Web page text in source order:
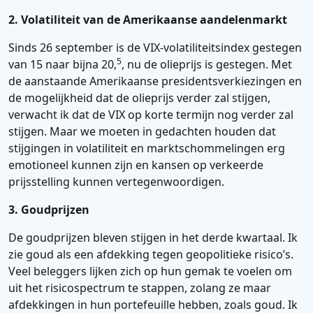
2. Volatiliteit van de Amerikaanse aandelenmarkt
Sinds 26 september is de VIX-volatiliteitsindex gestegen
van 15 naar bijna 20,5, nu de olieprijs is gestegen. Met
de aanstaande Amerikaanse presidentsverkiezingen en
de mogelijkheid dat de olieprijs verder zal stijgen,
verwacht ik dat de VIX op korte termijn nog verder zal
stijgen. Maar we moeten in gedachten houden dat
stijgingen in volatiliteit en marktschommelingen erg
emotioneel kunnen zijn en kansen op verkeerde
prijsstelling kunnen vertegenwoordigen.
3. Goudprijzen
De goudprijzen bleven stijgen in het derde kwartaal. Ik
zie goud als een afdekking tegen geopolitieke risico’s.
Veel beleggers lijken zich op hun gemak te voelen om
uit het risicospectrum te stappen, zolang ze maar
afdekkingen in hun portefeuille hebben, zoals goud. Ik